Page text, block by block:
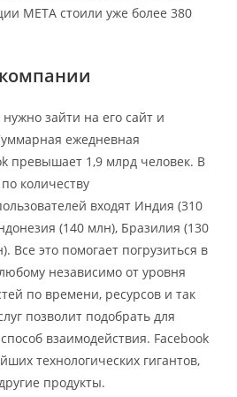
МЕТА стоили уже более 380
зайти на его сайт и
ежедневная
превышает 1,9 млрд человек. В
количеству
входят Индия (310
(140 млн), Бразилия (130
Все это помогает погрузиться в
независимо от уровня
по времени, ресурсов и так
позволит подобрать для
взаимодействия. Facebook
технологических гигантов,
продукты.